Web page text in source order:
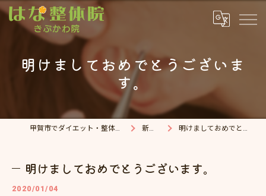
明けましておめでとうございま
す。
甲賀市でダイエット・整体院ならはな整体院 新着情報 明けましておめでとうございます。
明けましておめでとうございます。
2020/01/04